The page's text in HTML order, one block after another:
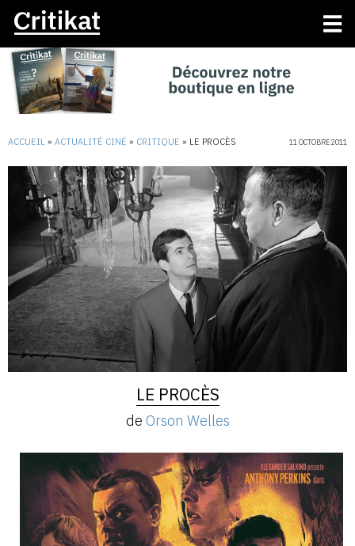
ACCUEIL » ACTUALITÉ CINÉ » CRITIQUE » LE PROCÈS 11 OCTOBRE 2011
LE PROCÈS
de Orson Welles